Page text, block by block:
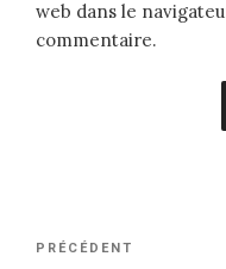
web dans le
commentaire.
Navigation
Article
PRÉCÉDENT